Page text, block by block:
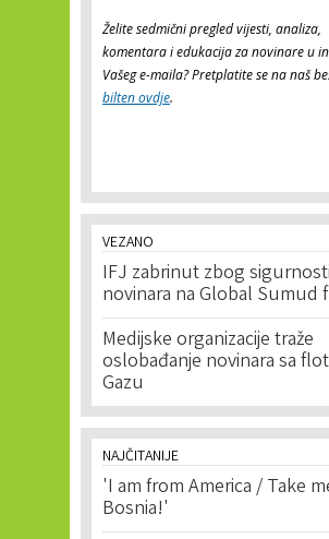
Želite sedmični pregled vijesti, analiza,
komentara i edukacija za novinare u
Vašeg e-maila? Pretplatite se na naš
bilten ovdje.
VEZANO
IFJ zabrinut zbog sigurnosti
novinara na Global Sumud
Medijske organizacije traže
oslobađanje novinara sa
Gazu
NAJČITANIJE
'I am from America / Take
Bosnia!'